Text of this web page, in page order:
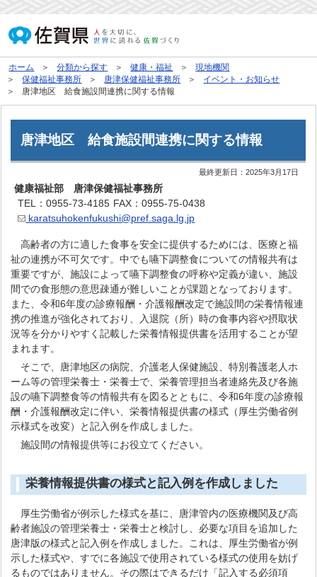
ホーム 分類から探す 健康・福祉
現地機関
保健福祉事務所
唐津保健福祉事務所
イベント・お知らせ
唐津地区 給食施設間連携に関する情報
唐津地区 給食施設間連携に関する情報
最終更新日：2025年3月17日
健康福祉部 唐津保健福祉事務所
TEL：0955-73-4185 FAX：0955-75-0438
karatsuhokenfukushi@pref.saga.lg.jp
高齢者の方に適した食事を安全に提供するためには、医療と福
祉の連携が不可欠です。中でも嚥下調整食についての情報共有は
重要ですが、施設によって嚥下調整食の呼称や定義が違い、施設
間での食形態の意思疎通が難しいことが課題となっております。
また、令和6年度の診療報酬・介護報酬改定で施設間の栄養情報連
携の推進が強化されており、入退院（所）時の食事内容や摂取状
況等を分かりやすく記載した栄養情報提供書を活用することが望
まれます。
そこで、唐津地区の病院、介護老人保健施設、特別養護老人ホ
ーム等の管理栄養士・栄養士で、栄養管理担当者連絡先及び各施
設の嚥下調整食等の情報共有を図るとともに、令和6年度の診療報
酬・介護報酬改定に伴い、栄養情報提供書の様式（厚生労働省例
示様式を改変）と記入例を作成しました。
施設間の情報提供等にお役立てください。
栄養情報提供書の様式と記入例を作成しました
厚生労働省が例示した様式を基に、唐津管内の医療機関及び高
齢者施設の管理栄養士・栄養士と検討し、必要な項目を追加した
唐津版の様式と記入例を作成しました。これは、厚生労働省が例
示した様式や、すでに各施設で使用されている様式の使用を妨げ
るものではありません。その際はできるだけ「記入する必須項